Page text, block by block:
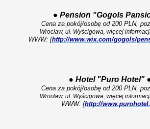
● Pension "Gogols
Cena za pokój/osobę od 200 PLN,
Wrocław, ul. Wyścigowa, więcej
WWW: [http://www.wix.com/gogols/
● Hotel "Puro Hotel"
Cena za pokój/osobę od 200 PLN,
Wrocław, ul. Wyścigowa, więcej
WWW: [http://